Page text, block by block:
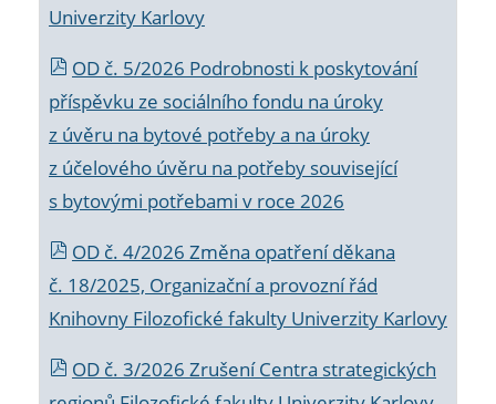
Univerzity Karlovy
OD č. 5/2026 Podrobnosti k poskytování
příspěvku ze sociálního fondu na úroky
z úvěru na bytové potřeby a na úroky
z účelového úvěru na potřeby související
s bytovými potřebami v roce 2026
OD č. 4/2026 Změna opatření děkana
č. 18/2025, Organizační a provozní řád
Knihovny Filozofické fakulty Univerzity Karlovy
OD č. 3/2026 Zrušení Centra strategických